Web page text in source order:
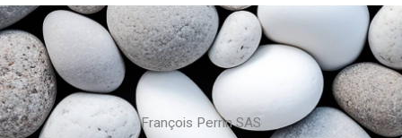
François Perrin SAS